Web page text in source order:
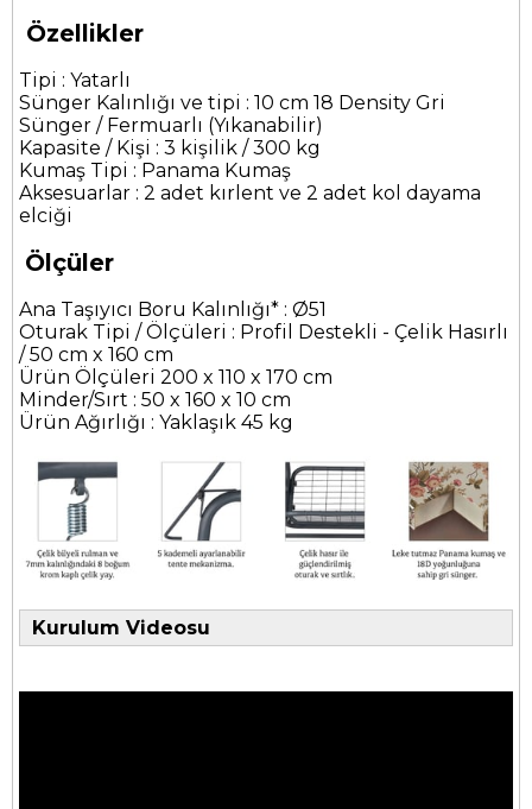
Özellikler
Tipi : Yatarlı
Sünger Kalınlığı ve tipi : 10 cm 18 Density Gri
Sünger / Fermuarlı (Yıkanabilir)
Kapasite / Kişi : 3 kişilik / 300 kg
Kumaş Tipi : Panama Kumaş
Aksesuarlar : 2 adet kırlent ve 2 adet kol dayama
elciği
Ölçüler
Ana Taşıyıcı Boru Kalınlığı* : Ø51
Oturak Tipi / Ölçüleri : Profil Destekli - Çelik Hasırlı
/ 50 cm x 160 cm
Ürün Ölçüleri 200 x 110 x 170 cm
Minder/Sırt : 50 x 160 x 10 cm
Ürün Ağırlığı : Yaklaşık 45 kg
Kurulum Videosu